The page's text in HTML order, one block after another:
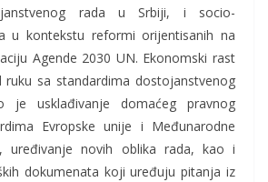
rada u Srbiji, i socio-
u kontekstu reformi orijentisanih na
Agende 2030 UN. Ekonomski rast
sa standardima dostojanstvenog
je usklađivanje domaćeg pravnog
Evropske unije i Međunarodne
uređivanje novih oblika rada, kao i
dokumenata koji uređuju pitanja iz